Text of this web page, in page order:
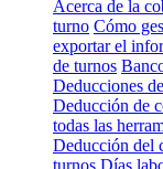
Acerca de la
turno Cómo
exportar el
de turnos
Deducciones
Deducción de
todas las
Deducción del
turnos Días